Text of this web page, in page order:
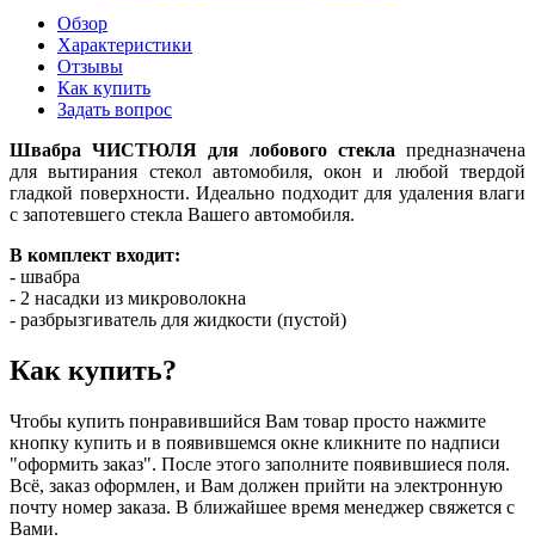
Обзор
Характеристики
Отзывы
Как купить
Задать вопрос
Швабра ЧИСТЮЛЯ для лобового стекла предназначена
для вытирания стекол автомобиля, окон и любой твердой
гладкой поверхности. Идеально подходит для удаления влаги
с запотевшего стекла Вашего автомобиля.
В комплект входит:
- швабра
- 2 насадки из микроволокна
- разбрызгиватель для жидкости (пустой)
Как купить?
Чтобы купить понравившийся Вам товар просто нажмите
кнопку купить и в появившемся окне кликните по надписи
"оформить заказ". После этого заполните появившиеся поля.
Всё, заказ оформлен, и Вам должен прийти на электронную
почту номер заказа. В ближайшее время менеджер свяжется с
Вами.